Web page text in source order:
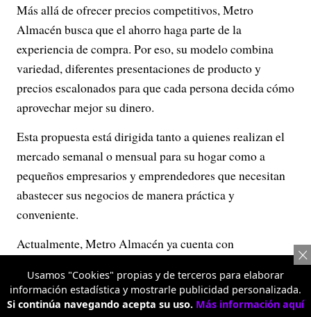
Más allá de ofrecer precios competitivos, Metro
Almacén busca que el ahorro haga parte de la
experiencia de compra. Por eso, su modelo combina
variedad, diferentes presentaciones de producto y
precios escalonados para que cada persona decida cómo
aprovechar mejor su dinero.
Esta propuesta está dirigida tanto a quienes realizan el
mercado semanal o mensual para su hogar como a
pequeños empresarios y emprendedores que necesitan
abastecer sus negocios de manera práctica y
conveniente.
Actualmente, Metro Almacén ya cuenta con
supermercados en Bogotá, con sedes en Bosa, Fontibón,
Alquería y Banderas; además de Facatativá, Girón,
Pasto (Único), Pitalito, Medellín (Prado), Neiva,
Usamos "Cookies" propias y de terceros para elaborar
información estadística y mostrarle publicidad personalizada.
Si continúa navegando acepta su uso. Más información aquí